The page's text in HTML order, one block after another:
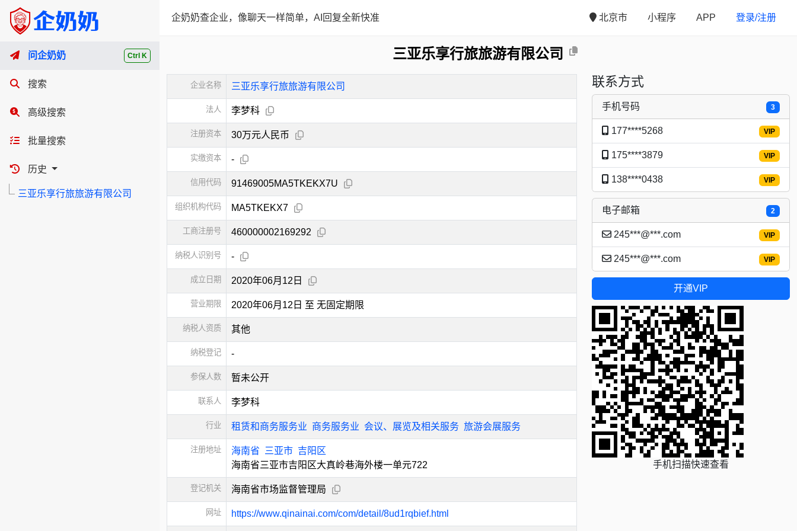
Ctrl K
问企奶奶
搜索
高级搜索
批量搜索
历史
三亚乐享行旅旅游有限公司
企奶奶查企业，像聊天一样简单，AI回复全新快准 北京市 小程序 APP 登录/注册
三亚乐享行旅旅游有限公司
企业名称 三亚乐享行旅旅游有限公司
法人 李梦科
注册资本 30万元人民币
实缴资本 -
信用代码 91469005MA5TKEKX7U
组织机构代码 MA5TKEKX7
工商注册号 460000002169292
纳税人识别号 -
成立日期 2020年06月12日
营业期限 2020年06月12日 至 无固定期限
纳税人资质 其他
纳税登记 -
参保人数 暂未公开
联系人 李梦科
行业 租赁和商务服务业 商务服务业 会议、展览及相关服务 旅游会展服务
注册地址 海南省 三亚市 吉阳区
海南省三亚市吉阳区大真岭巷海外楼一单元722
登记机关 海南省市场监督管理局
网址 https://www.qinainai.com/com/detail/8ud1rqbief.html
联系方式
3
手机号码
VIP
177****5268
VIP
175****3879
VIP
138****0438
2
电子邮箱
VIP
245***@***.com
VIP
245***@***.com
开通VIP
手机扫描快速查看